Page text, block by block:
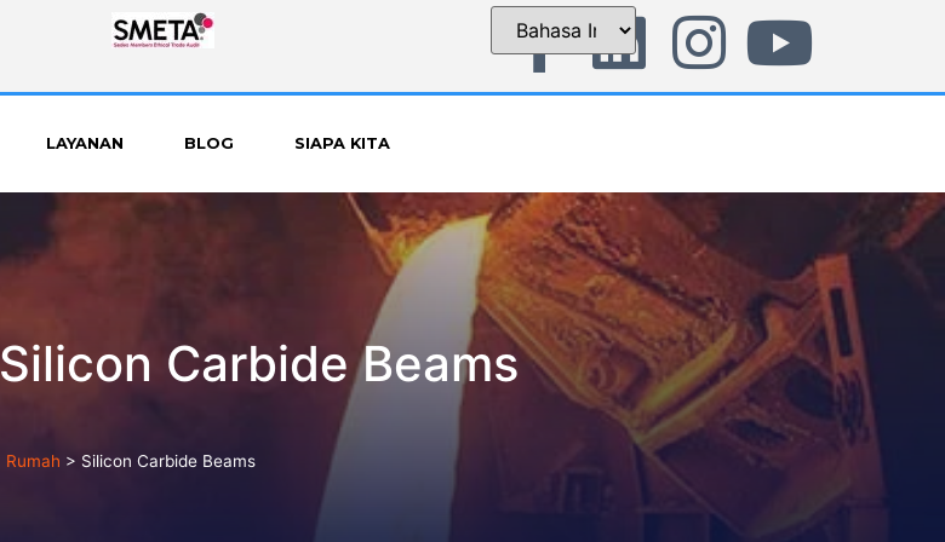
LAYANAN BLOG SIAPA KITA
Silicon Carbide Beams
Rumah > Silicon Carbide Beams